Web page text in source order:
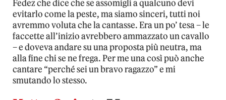
Fedez che dice che se assomigli a qualcuno devi
evitarlo come la peste, ma siamo sinceri, tutti noi
avremmo voluta che la cantasse. Era un po’ tesa – le
faccette all’inizio avrebbero ammazzato un cavallo
– e doveva andare su una proposta più neutra, ma
alla fine chi se ne frega. Per me una così può anche
cantare “perché sei un bravo ragazzo” e mi
smutando lo stesso.